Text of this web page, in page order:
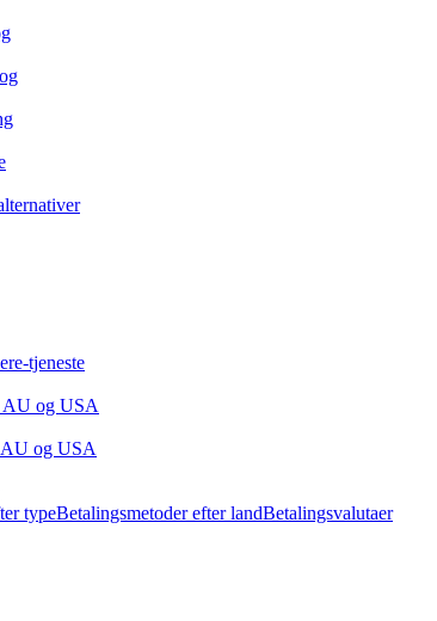
tjeneste
AU og USA
AU og USA
typeBetalingsmetoder efter landBetalingsvalutaer